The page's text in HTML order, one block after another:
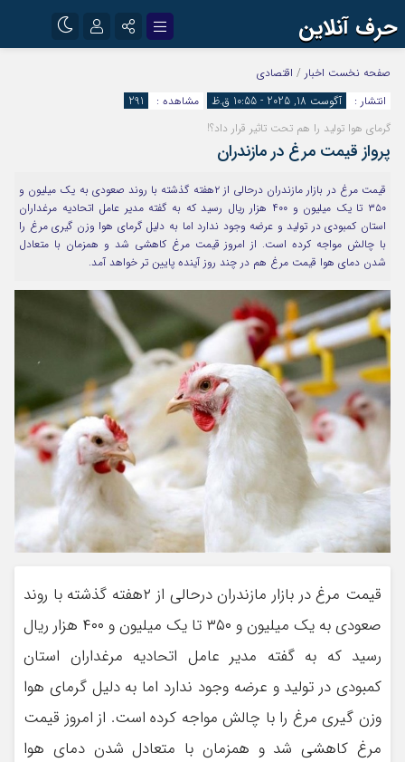
حرف آنلاین
اینستاگرام
آپارات
رمز عبور
مرا به خاطر بسپار
صفحه نخست اخبار / اقتصادی
انتشار :
آگوست 18, 2025 - 10:55 ق.ظ مشاهده :
291
گرمای هوا تولید را هم تحت تاثیر قرار داد؟!
پرواز قیمت مرغ در مازندران
قیمت مرغ در بازار مازندران درحالی از ۲هفته گذشته با روند صعودی به یک میلیون و
۳۵۰ تا یک میلیون و ۴۰۰ هزار ریال رسید که به گفته مدیر عامل اتحادیه مرغداران
استان کمبودی در تولید و عرضه وجود ندارد اما به دلیل گرمای هوا وزن گیری مرغ را
با چالش مواجه کرده است. از امروز قیمت مرغ کاهشی شد و همزمان با متعادل
شدن دمای هوا قیمت مرغ هم در چند روز آینده پایین تر خواهد آمد.
قیمت مرغ در بازار مازندران درحالی از ۲هفته گذشته با روند
صعودی به یک میلیون و ۳۵۰ تا یک میلیون و ۴۰۰ هزار ریال
رسید که به گفته مدیر عامل اتحادیه مرغداران استان
کمبودی در تولید و عرضه وجود ندارد اما به دلیل گرمای هوا
وزن گیری مرغ را با چالش مواجه کرده است. از امروز قیمت
مرغ کاهشی شد و همزمان با متعادل شدن دمای هوا